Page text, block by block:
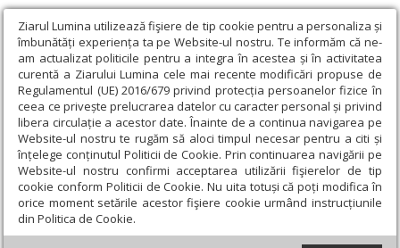
Ziarul Lumina utilizează fişiere de tip cookie pentru a personaliza și
îmbunătăți experiența ta pe Website-ul nostru. Te informăm că ne-
am actualizat politicile pentru a integra în acestea și în activitatea
curentă a Ziarului Lumina cele mai recente modificări propuse de
Regulamentul (UE) 2016/679 privind protecția persoanelor fizice în
ceea ce privește prelucrarea datelor cu caracter personal și privind
libera circulație a acestor date. Înainte de a continua navigarea pe
Website-ul nostru te rugăm să aloci timpul necesar pentru a citi și
înțelege conținutul Politicii de Cookie. Prin continuarea navigării pe
Website-ul nostru confirmi acceptarea utilizării fişierelor de tip
cookie conform Politicii de Cookie. Nu uita totuși că poți modifica în
orice moment setările acestor fişiere cookie urmând instrucțiunile
din Politica de Cookie.
Ziarul Lumina › Actualitate religioasă › Știri › Două decenii de la
cea mai mare catastrofă navală din România
Două decenii de la cea mai mare catastrofă
navală din România